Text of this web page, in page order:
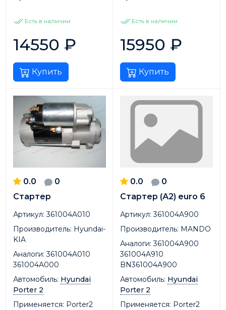
Есть в наличии
14550 ₽
Купить
Есть в наличии
15950 ₽
Купить
0.0
0
Стартер
Артикул: 361004A010
Производитель: Hyundai-
KIA
Аналоги: 361004A010
361004A000
Автомобиль: Hyundai
Porter 2
Применяется: Porter2
0.0
0
Стартер (А2) euro 6
Артикул: 361004A900
Производитель: MANDO
Аналоги: 361004A900
361004A910
BN361004A900
Автомобиль: Hyundai
Porter 2
Применяется: Porter2